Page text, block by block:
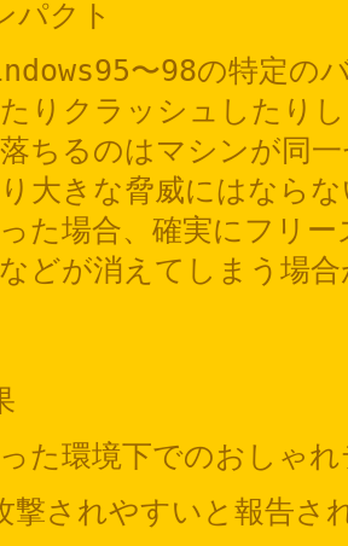
パクト
〜98の特定の
りクラッシュしたり
ちるのはマシンが同
大きな脅威にはなら
た場合、確実にフリ
どが消えてしまう場
た環境下でのおしゃ
撃されやすいと報告